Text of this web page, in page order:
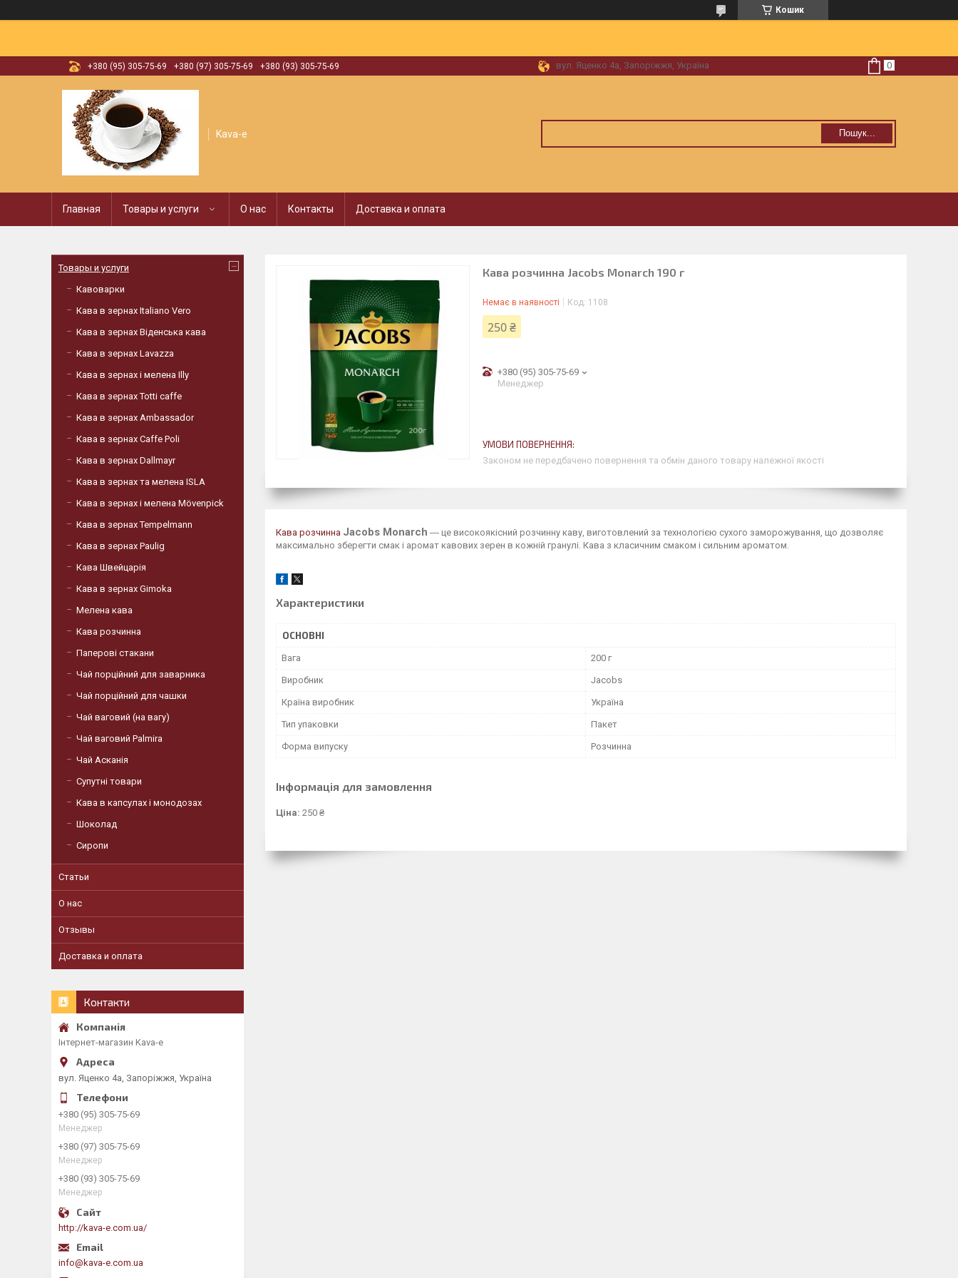
Кошик
+380 (95) 305-75-69 +380 (97) 305-75-69 +380 (93) 305-75-69 вул. Яценко 4а, Запоріжжя, Україна
Kava-e Пошук...
Главная Товары и услуги О нас Контакты Доставка и оплата
Кава розчинна Jacobs Monarch 190 г
Немає в наявності Код: 1108
250 ₴
+380 (95) 305-75-69
Менеджер
Законом не передбачено повернення та обмін даного товару належної якості
Кава розчинна Jacobs Monarch ― це високоякісний розчинну каву, виготовлений за технологією сухого заморожування, що дозволяє
максимально зберегти смак і аромат кавових зерен в кожній гранулі. Кава з класичним смаком і сильним ароматом.
Характеристики
ОСНОВНІ
Вага 200 г
Виробник Jacobs
Країна виробник Україна
Тип упаковки Пакет
Форма випуску Розчинна
Інформація для замовлення
Ціна: 250 ₴
Товары и услуги
Кавоварки
Кава в зернах Italiano Vero
Кава в зернах Віденська кава
Кава в зернах Lavazza
Кава в зернах і мелена Illy
Кава в зернах Totti caffe
Кава в зернах Ambassador
Кава в зернах Caffe Poli
Кава в зернах Dallmayr
Кава в зернах та мелена ISLA
Кава в зернах і мелена Mövenpick
Кава в зернах Tempelmann
Кава в зернах Paulig
Кава Швейцарія
Кава в зернах Gimoka
Мелена кава
Кава розчинна
Паперові стакани
Чай порційний для заварника
Чай порційний для чашки
Чай ваговий (на вагу)
Чай ваговий Palmira
Чай Асканія
Супутні товари
Кава в капсулах і монодозах
Шоколад
Сиропи
Статьи
О нас
Отзывы
Доставка и оплата
Контакти
Інтернет-магазин Kava-e
вул. Яценко 4а, Запоріжжя, Україна
+380 (95) 305-75-69
Менеджер
+380 (97) 305-75-69
Менеджер
+380 (93) 305-75-69
Менеджер
http://kava-e.com.ua/
info@kava-e.com.ua